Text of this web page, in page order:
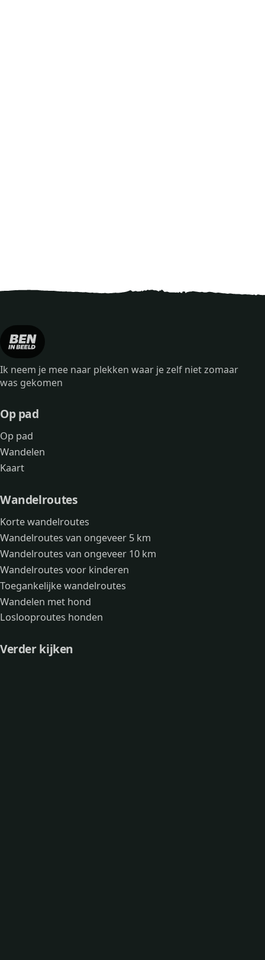
Ik neem je mee naar plekken waar je zelf niet zomaar
was gekomen
Op pad
Op pad
Wandelen
Kaart
Wandelroutes
Korte wandelroutes
Wandelroutes van ongeveer 5 km
Wandelroutes van ongeveer 10 km
Wandelroutes voor kinderen
Toegankelijke wandelroutes
Wandelen met hond
Loslooproutes honden
Verder kijken